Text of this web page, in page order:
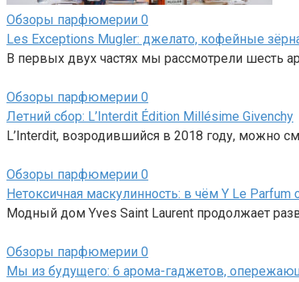
Обзоры парфюмерии 0
Les Exceptions Mugler: джелато, кофейные
В первых двух частях мы рассмотрели шесть
Обзоры парфюмерии 0
Летний сбор: L’Interdit Édition Millésime Givenchy
L’Interdit, возродившийся в 2018 году, можно
Обзоры парфюмерии 0
Нетоксичная маскулинность: в чём Y Le Parfum
Модный дом Yves Saint Laurent продолжает
Обзоры парфюмерии 0
Мы из будущего: 6 арома-гаджетов,